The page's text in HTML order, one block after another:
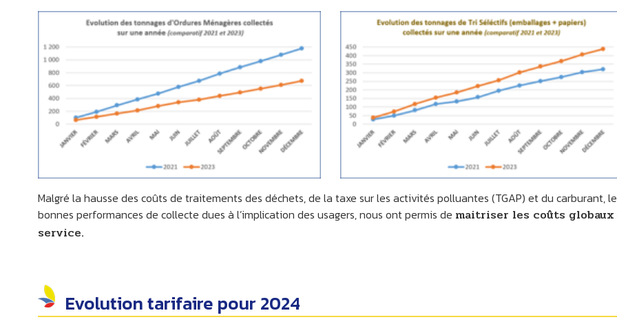
Malgré la hausse des coûts de traitements des déchets, de la taxe sur les activités polluantes (TGAP) et du carburant,
bonnes performances de collecte dues à l’implication des usagers, nous ont permis de maitriser les coûts globaux
service.
Evolution tarifaire pour 2024
SOMMIÈRES DU CLAIN